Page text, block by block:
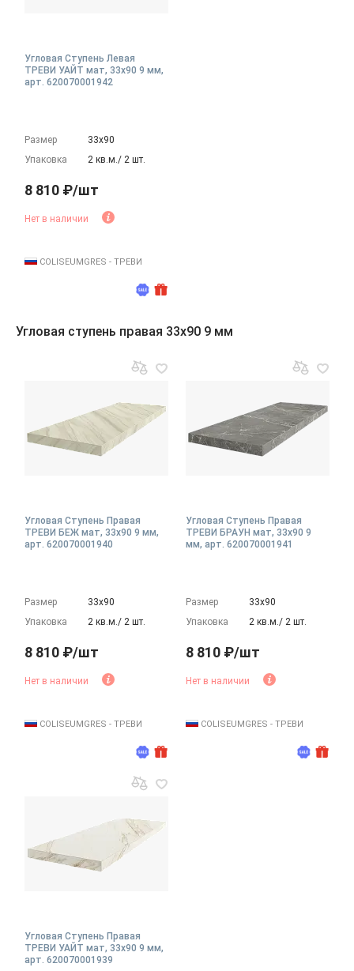
Угловая Ступень Левая
ТРЕВИ УАЙТ мат, 33x90 9 мм,
арт. 620070001942
Размер
33х90
Упаковка
2 кв.м./ 2 шт.
8 810 ₽/шт
Нет в наличии
COLISEUMGRES - ТРЕВИ
Угловая ступень правая 33x90 9 мм
Угловая Ступень Правая
ТРЕВИ БЕЖ мат, 33x90 9 мм,
арт. 620070001940
Размер
33х90
Упаковка
2 кв.м./ 2 шт.
8 810 ₽/шт
Нет в наличии
COLISEUMGRES - ТРЕВИ
Угловая Ступень Правая
ТРЕВИ БРАУН мат, 33x90 9
мм, арт. 620070001941
Размер
33х90
Упаковка
2 кв.м./ 2 шт.
8 810 ₽/шт
Нет в наличии
COLISEUMGRES - ТРЕВИ
Угловая Ступень Правая
ТРЕВИ УАЙТ мат, 33x90 9 мм,
арт. 620070001939